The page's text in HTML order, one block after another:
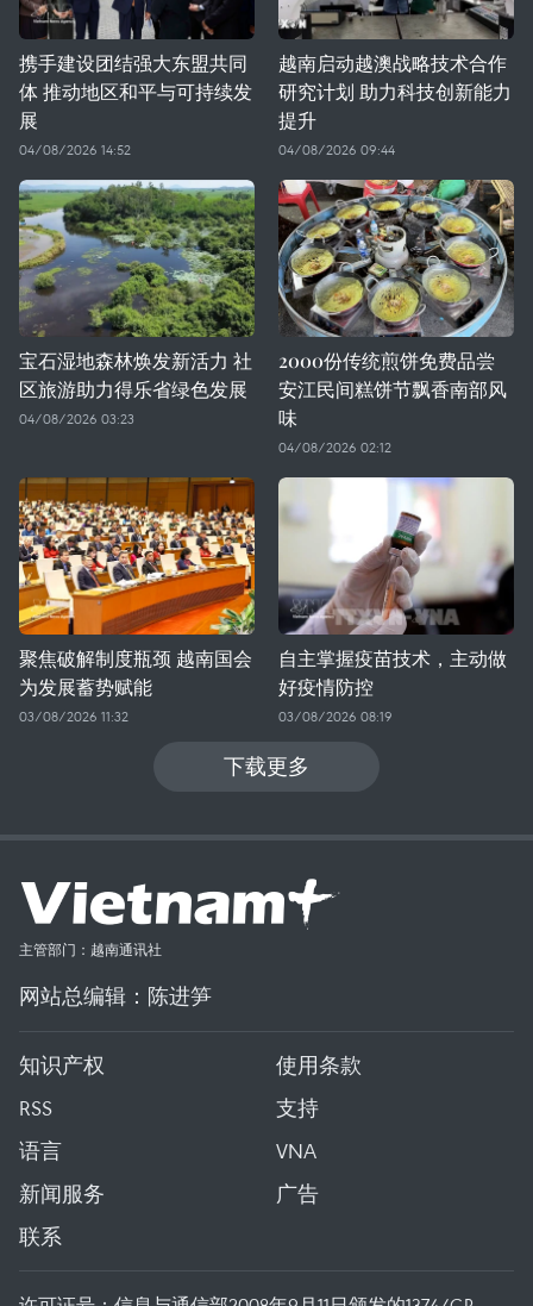
携手建设团结强大东盟共同
体 推动地区和平与可持续发
展
04/08/2026 14:52
越南启动越澳战略技术合作
研究计划 助力科技创新能力
提升
04/08/2026 09:44
宝石湿地森林焕发新活力 社
区旅游助力得乐省绿色发展
04/08/2026 03:23
2000份传统煎饼免费品尝
安江民间糕饼节飘香南部风
味
04/08/2026 02:12
聚焦破解制度瓶颈 越南国会
为发展蓄势赋能
03/08/2026 11:32
自主掌握疫苗技术，主动做
好疫情防控
03/08/2026 08:19
下载更多
主管部门：越南通讯社
网站总编辑：陈进笋
知识产权
使用条款
RSS
支持
语言
VNA
新闻服务
广告
联系